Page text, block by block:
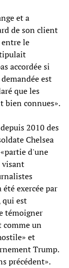
et a
de son client
le
accordée si
est
que les
bien connues».
2010 des
Chelsea
d'une
visant
exercée par
qui est
témoigner
comme un
et
Trump.
précédent».